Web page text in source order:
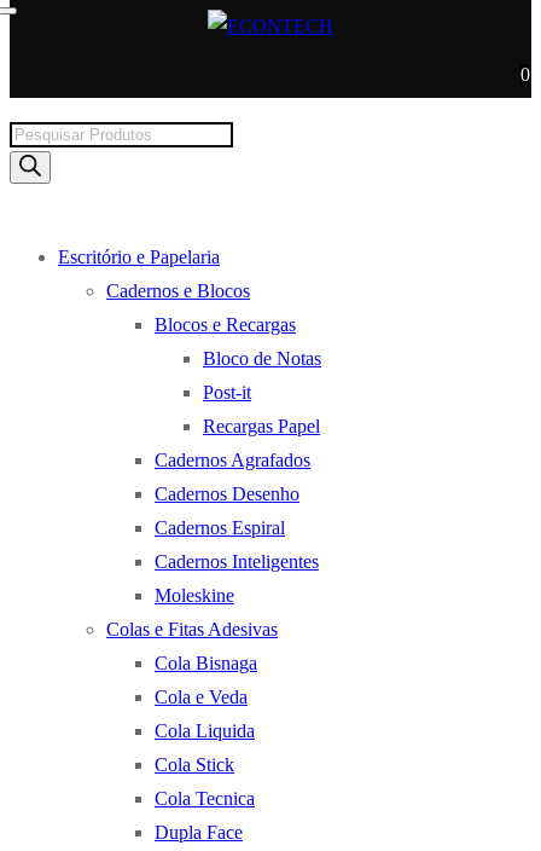
0
Products
search
Escritório e Papelaria
Cadernos e Blocos
Blocos e Recargas
Bloco de Notas
Post-it
Recargas Papel
Cadernos Agrafados
Cadernos Desenho
Cadernos Espiral
Cadernos Inteligentes
Moleskine
Colas e Fitas Adesivas
Cola Bisnaga
Cola e Veda
Cola Liquida
Cola Stick
Cola Tecnica
Dupla Face